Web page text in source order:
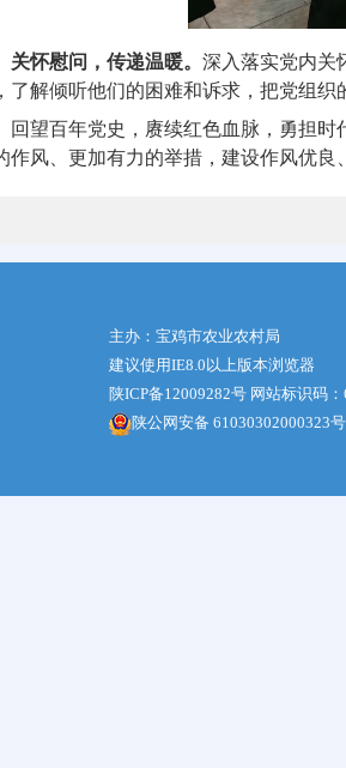
关怀慰问，传递温暖。 深入落实党内关
了解倾听他们的困难和诉求，把党组织
回望百年党史，赓续红色血脉，勇担
作风、更加有力的举措，建设作风优
主办：宝鸡市农业农村局
建议使用IE8.0以上版本浏览器
陕ICP备12009282号 网站标识码
陕公网安备 61030302000323号